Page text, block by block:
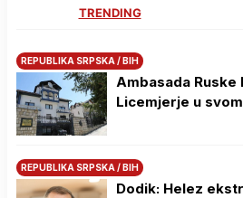
TRENDING
REPUBLIKA SRPSKA / BIH
Ambasada Ruske
Licemjerje u
REPUBLIKA SRPSKA / BIH
Dodik: Helez